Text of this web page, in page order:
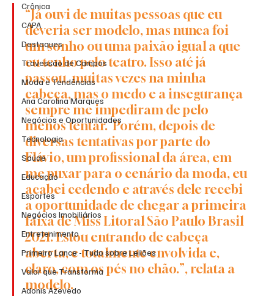
Crônica
CAPA
Destaques
Travessão de Campos
Moda e Tendências
Ana Carolina Marques
Negócios e Oportunidades
Tecnologia
Saúde
Educação
Esportes
Negócios Imobiliários
Entretenimento
Primeiro Lance - Tudo sobre Leilões
Valor que Transforma
Adonis Azevedo
“Já ouvi de muitas pessoas que eu
deveria ser modelo, mas nunca foi
um sonho ou uma paixão igual a que
eu tenho pelo teatro. Isso até já
passou, muitas vezes na minha
cabeça, mas o medo e a insegurança
sempre me impediram de pelo
menos tentar.  Porém, depois de
diversas tentativas por parte do
Flávio, um profissional da área, em
me puxar para o cenário da moda, eu
acabei cedendo e através dele recebi
a oportunidade de chegar a primeira
faixa de Miss Litoral São Paulo Brasil
2021. Estou entrando de cabeça
aberta, e totalmente envolvida e,
claro, com os pés no chão.”, relata a
modelo.